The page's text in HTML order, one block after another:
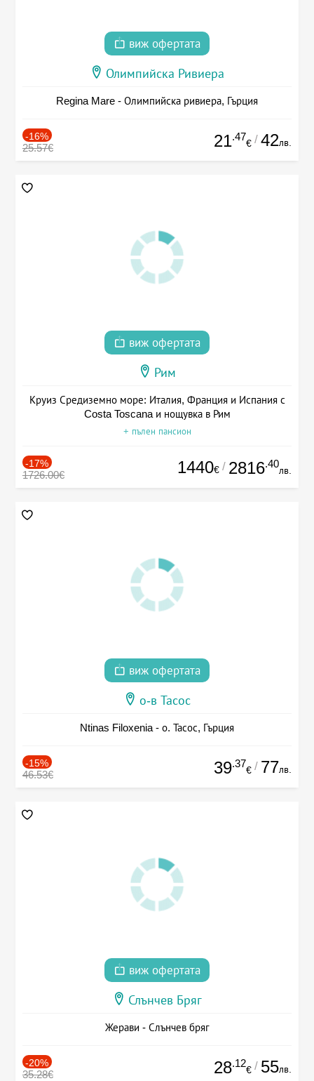
виж офертата
Олимпийска Ривиера
Regina Mare - Олимпийска ривиера, Гърция
-16%
25.57€ 21.47
€ / 42лв.
виж офертата
Рим
Круиз Средиземно море: Италия, Франция и Испания с
Costa Toscana и нощувка в Рим
+ пълен пансион
-17%
1726.00€ 1440€ / 2816.40
лв.
виж офертата
о-в Тасос
Ntinas Filoxenia - о. Тасос, Гърция
-15%
46.53€ 39.37
€ / 77лв.
виж офертата
Слънчев Бряг
Жерави - Слънчев бряг
-20%
35.28€ 28.12
€ / 55лв.